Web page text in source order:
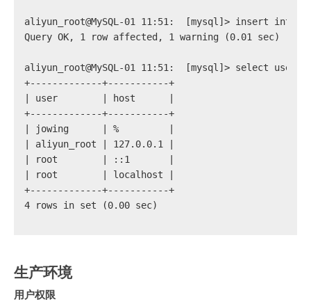
aliyun_root@MySQL-01 11:51:  [mysql]>
Query OK, 1 row affected, 1 warning (0.01 sec)
aliyun_root@MySQL-01 11:51:  [mysql]> select
+-------------+-----------+
| user        | host      |
+-------------+-----------+
| jowing      | %         |
| aliyun_root | 127.0.0.1 |
| root        | ::1       |
| root        | localhost |
+-------------+-----------+
4 rows in set (0.00 sec)
生产环境
用户权限